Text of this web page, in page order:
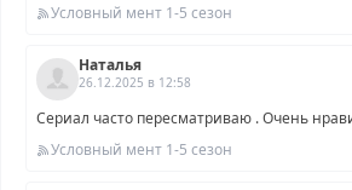
Условный мент 1-5 сезон
Наталья
26.12.2025 в 12:58
Сериал часто пересматриваю . Очень
Условный мент 1-5 сезон